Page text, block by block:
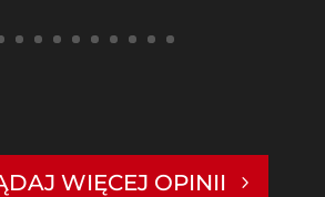
WIĘCEJ OPINII